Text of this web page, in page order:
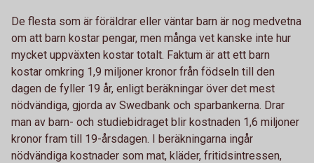
De flesta som är föräldrar eller väntar barn är nog medvetna
om att barn kostar pengar, men många vet kanske inte hur
mycket uppväxten kostar totalt. Faktum är att ett barn
kostar omkring 1,9 miljoner kronor från födseln till den
dagen de fyller 19 år, enligt beräkningar över det mest
nödvändiga, gjorda av Swedbank och sparbankerna. Drar
man av barn- och studiebidraget blir kostnaden 1,6 miljoner
kronor fram till 19-årsdagen. I beräkningarna ingår
nödvändiga kostnader som mat, kläder, fritidsintressen,